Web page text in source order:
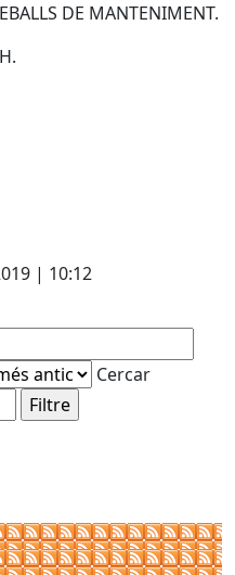
DE MANTENIMENT.
| 10:12
Cercar